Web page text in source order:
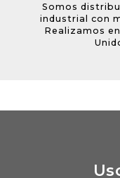
Somos
industrial con
Realizamos